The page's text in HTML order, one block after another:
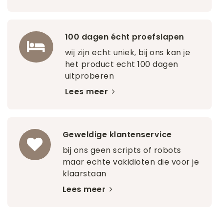
100 dagen écht proefslapen
wij zijn echt uniek, bij ons kan je
het product echt 100 dagen
uitproberen
Lees meer
Geweldige klantenservice
bij ons geen scripts of robots
maar echte vakidioten die voor je
klaarstaan
Lees meer